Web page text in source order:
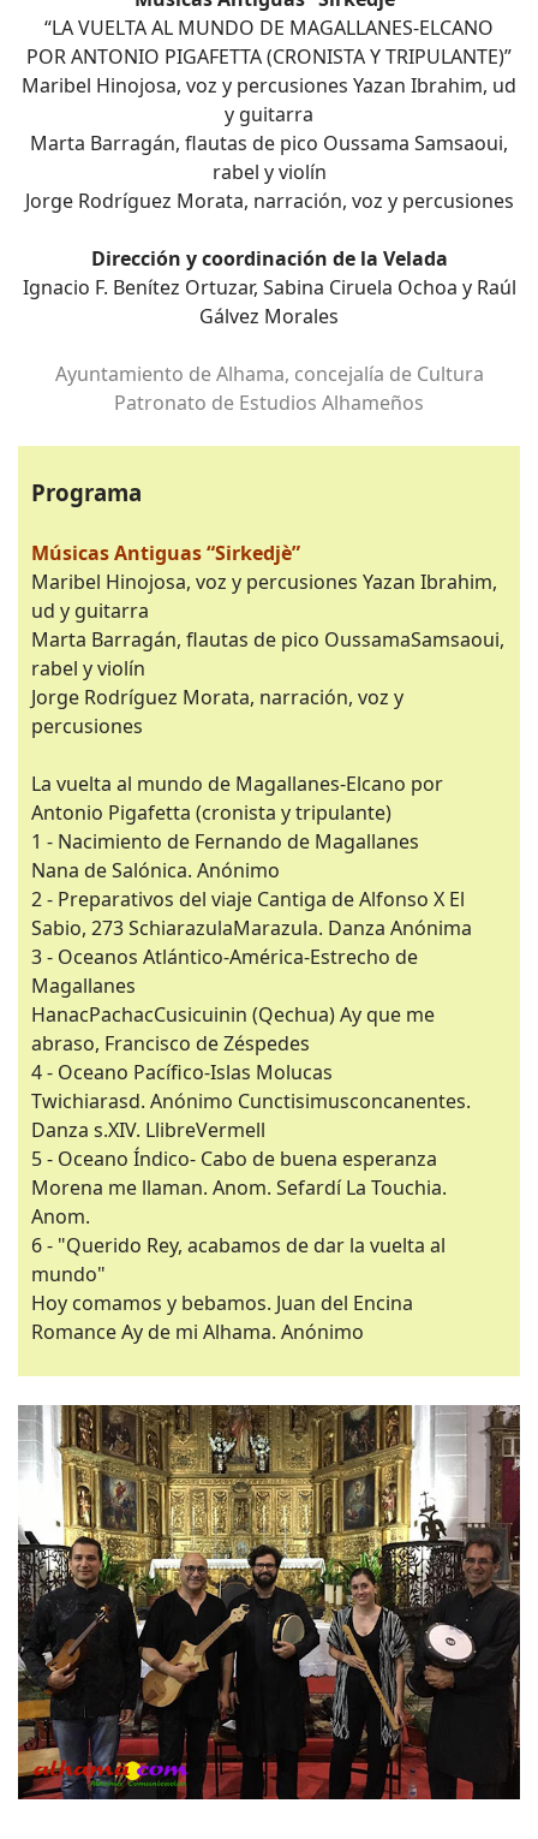
“LA VUELTA AL MUNDO DE MAGALLANES-ELCANO
POR ANTONIO PIGAFETTA (CRONISTA Y TRIPULANTE)”
Maribel Hinojosa, voz y percusiones Yazan Ibrahim, ud
y guitarra
Marta Barragán, flautas de pico Oussama Samsaoui,
rabel y violín
Jorge Rodríguez Morata, narración, voz y percusiones
Dirección y coordinación de la Velada
Ignacio F. Benítez Ortuzar, Sabina Ciruela Ochoa y Raúl
Gálvez Morales
Ayuntamiento de Alhama, concejalía de Cultura
Patronato de Estudios Alhameños
Programa
Músicas Antiguas “Sirkedjè”
Maribel Hinojosa, voz y percusiones Yazan Ibrahim,
ud y guitarra
Marta Barragán, flautas de pico OussamaSamsaoui,
rabel y violín
Jorge Rodríguez Morata, narración, voz y
percusiones
La vuelta al mundo de Magallanes-Elcano por
Antonio Pigafetta (cronista y tripulante)
1 - Nacimiento de Fernando de Magallanes
Nana de Salónica. Anónimo
2 - Preparativos del viaje Cantiga de Alfonso X El
Sabio, 273 SchiarazulaMarazula. Danza Anónima
3 - Oceanos Atlántico-América-Estrecho de
Magallanes
HanacPachacCusicuinin (Qechua) Ay que me
abraso, Francisco de Zéspedes
4 - Oceano Pacífico-Islas Molucas
Twichiarasd. Anónimo Cunctisimusconcanentes.
Danza s.XIV. LlibreVermell
5 - Oceano Índico- Cabo de buena esperanza
Morena me llaman. Anom. Sefardí La Touchia.
Anom.
6 - "Querido Rey, acabamos de dar la vuelta al
mundo"
Hoy comamos y bebamos. Juan del Encina
Romance Ay de mi Alhama. Anónimo